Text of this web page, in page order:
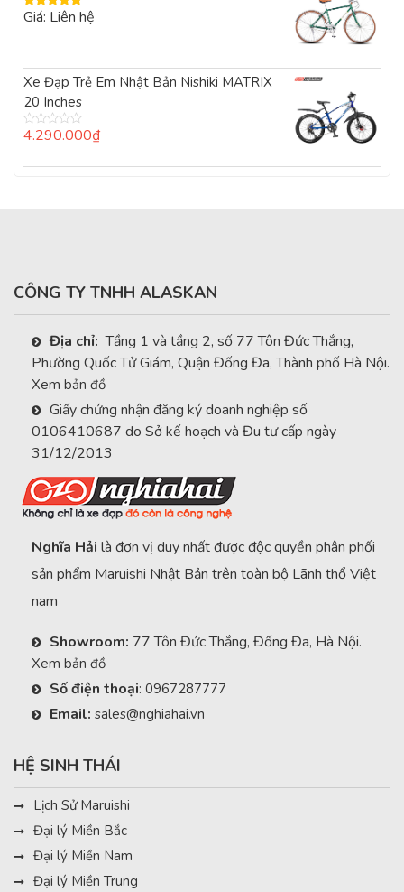
Được xếp
Giá: Liên hệ
Xe Đạp Trẻ Em Nhật Bản Nishiki MATRIX
20 Inches
Được
4.290.000₫
CÔNG TY TNHH ALASKAN
Địa chỉ: Tầng 1 và tầng 2, số 77 Tôn Đức Thắng,
Phường Quốc Tử Giám, Quận Đống Đa, Thành phố Hà Nội.
Xem bản đồ
Giấy chứng nhận đăng ký doanh nghiệp số
0106410687 do Sở kế hoạch và Đu tư cấp ngày
31/12/2013
Nghĩa Hải là đơn vị duy nhất được độc quyền phân phối
sản phẩm Maruishi Nhật Bản trên toàn bộ Lãnh thổ Việt
nam
Showroom: 77 Tôn Đức Thắng, Đống Đa, Hà Nội.
Xem bản đồ
Số điện thoại: 0967287777
Email: sales@nghiahai.vn
HỆ SINH THÁI
Lịch Sử Maruishi
Đại lý Miền Bắc
Đại lý Miền Nam
Đại lý Miền Trung